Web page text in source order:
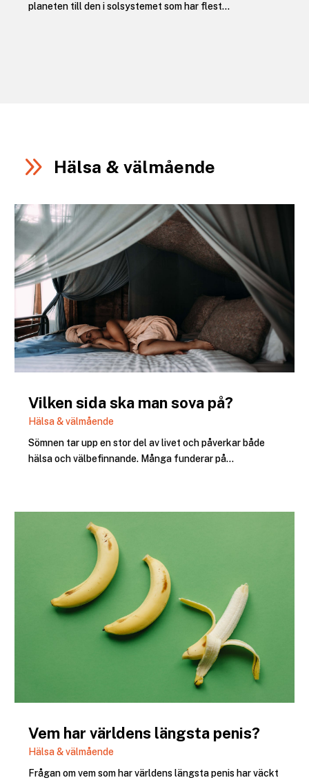
planeten till den i solsystemet som har flest...
9 Hälsa & välmående
Vilken sida ska man sova på?
Hälsa & välmående
Sömnen tar upp en stor del av livet och påverkar både
hälsa och välbefinnande. Många funderar på...
Vem har världens längsta penis?
Hälsa & välmående
Frågan om vem som har världens längsta penis har väckt